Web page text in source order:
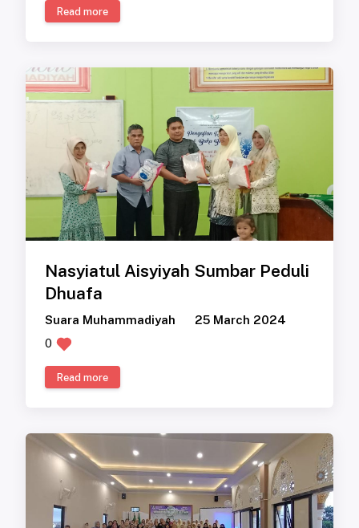
Read more
Nasyiatul Aisyiyah Sumbar Peduli
Dhuafa
Suara Muhammadiyah
25 March 2024
0
Read more